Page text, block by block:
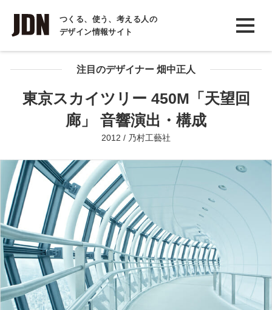
つくる、使う、考える人の
デザイン情報サイト
INTERVIEW
インタビュー
REPORT
COLUMN
注目のデザイナー 畑中正人
東京スカイツリー 450M「天望回
廊」 音響演出・構成
2012 / 乃村工藝社